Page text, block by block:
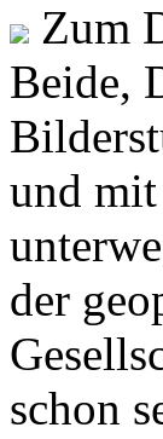
Zum
Beide,
und mit
der
schon